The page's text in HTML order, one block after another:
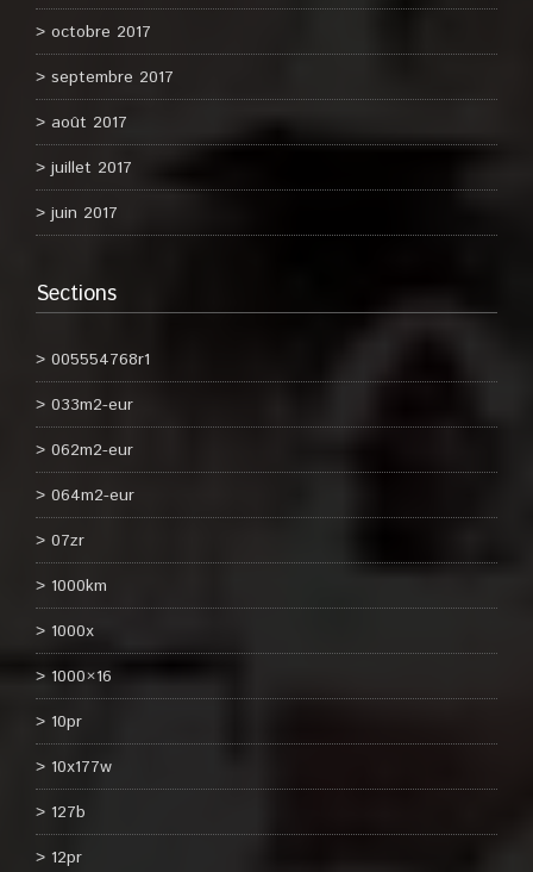
octobre 2017
septembre 2017
août 2017
juillet 2017
juin 2017
Sections
005554768r1
033m2-eur
062m2-eur
064m2-eur
07zr
1000km
1000x
1000×16
10pr
10x177w
127b
12pr